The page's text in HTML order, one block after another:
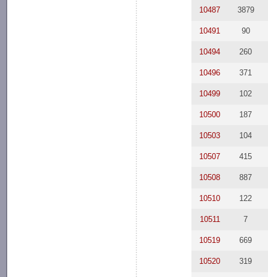
10487 3879
10491 90
10494 260
10496 371
10499 102
10500 187
10503 104
10507 415
10508 887
10510 122
10511 7
10519 669
10520 319